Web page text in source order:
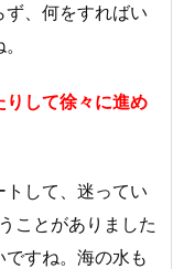
、何をすればい
して徐々に進め
して、迷ってい
ことがありました
すね。海の水も